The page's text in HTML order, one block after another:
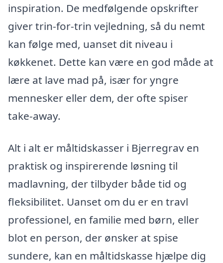
inspiration. De medfølgende opskrifter
giver trin-for-trin vejledning, så du nemt
kan følge med, uanset dit niveau i
køkkenet. Dette kan være en god måde at
lære at lave mad på, især for yngre
mennesker eller dem, der ofte spiser
take-away.
Alt i alt er måltidskasser i Bjerregrav en
praktisk og inspirerende løsning til
madlavning, der tilbyder både tid og
fleksibilitet. Uanset om du er en travl
professionel, en familie med børn, eller
blot en person, der ønsker at spise
sundere, kan en måltidskasse hjælpe dig